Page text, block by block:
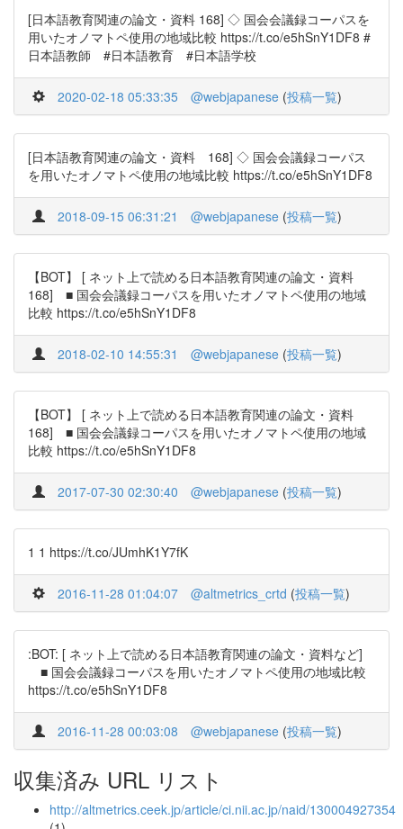
[日本語教育関連の論文・資料 168] ◇ 国会会議録コーパスを
用いたオノマトペ使用の地域比較 https://t.co/e5hSnY1DF8 #
日本語教師 #日本語教育 #日本語学校
2020-02-18 05:33:35 @webjapanese (投稿一覧)
[日本語教育関連の論文・資料 168] ◇ 国会会議録コーパス
を用いたオノマトペ使用の地域比較 https://t.co/e5hSnY1DF8
2018-09-15 06:31:21 @webjapanese (投稿一覧)
【BOT】 [ ネット上で読める日本語教育関連の論文・資料
168] ■ 国会会議録コーパスを用いたオノマトペ使用の地域
比較 https://t.co/e5hSnY1DF8
2018-02-10 14:55:31 @webjapanese (投稿一覧)
【BOT】 [ ネット上で読める日本語教育関連の論文・資料
168] ■ 国会会議録コーパスを用いたオノマトペ使用の地域
比較 https://t.co/e5hSnY1DF8
2017-07-30 02:30:40 @webjapanese (投稿一覧)
1 1 https://t.co/JUmhK1Y7fK
2016-11-28 01:04:07 @altmetrics_crtd (投稿一覧)
:BOT: [ ネット上で読める日本語教育関連の論文・資料など]
■ 国会会議録コーパスを用いたオノマトペ使用の地域比較
https://t.co/e5hSnY1DF8
2016-11-28 00:03:08 @webjapanese (投稿一覧)
収集済み URL リスト
http://altmetrics.ceek.jp/article/ci.nii.ac.jp/naid/130004927354